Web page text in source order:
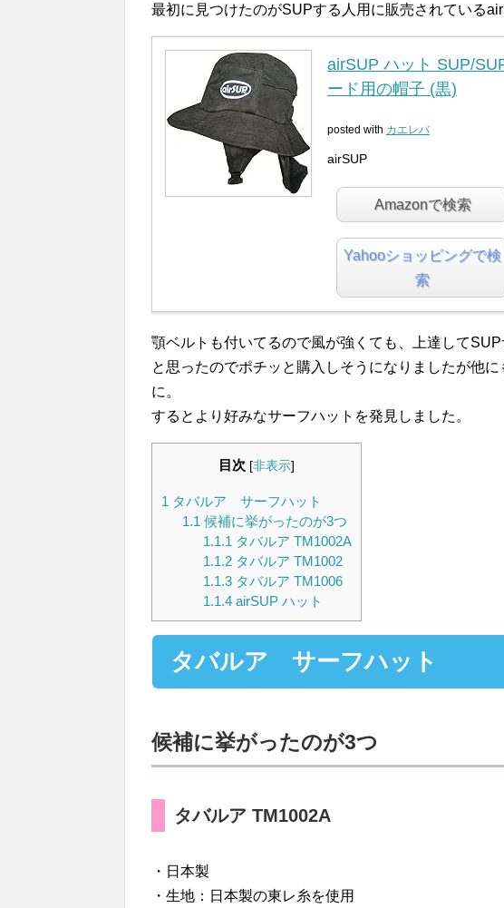
最初に見つけたのがSUPする人用に販売されている
airSUP ハット SUP/
ード用の帽子 (黒)
posted with カエレバ
airSUP
Amazonで検索
Yahooショッピングで検
索
顎ベルトも付いてるので風が強くても、上達して
と思ったのでポチッと購入しそうになりましたが他
に。
するとより好みなサーフハットを発見しました。
目次 [非表示]
1 タバルア サーフハット
1.1 候補に挙がったのが3つ
1.1.1 タバルア TM1002A
1.1.2タバルア TM1002
1.1.3タバルア TM1006
1.1.4airSUP ハット
タバルア サーフハット
候補に挙がったのが3つ
タバルア TM1002A
・日本製
・生地：日本製の東レ糸を使用